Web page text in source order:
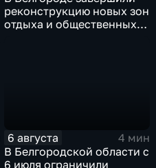
реконструкцию новых зон
отдыха и общественных
6 августа
4 мин
В Белгородской области с
6 июля ограничили